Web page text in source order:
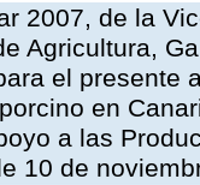
2007, de la
Agricultura,
el presente
en
a las
10 de